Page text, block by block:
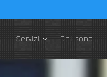
Servizi Chi sono